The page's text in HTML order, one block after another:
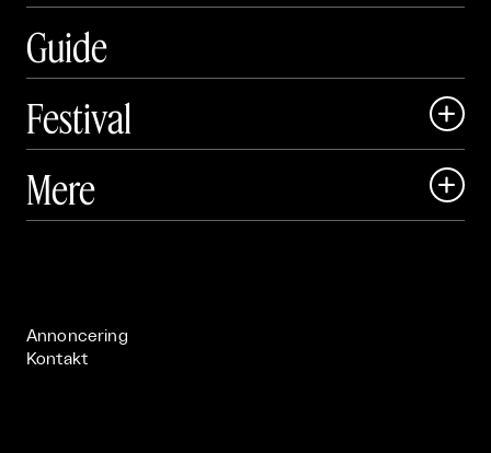
Guide
Festival

 Art Matter Festival
Mere 
Annoncering
Kontakt